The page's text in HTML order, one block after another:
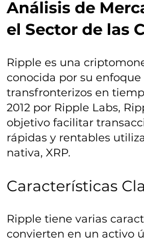
Análisis de
el Sector de las
Ripple es una
conocida por su enfoque
transfronterizos en
2012 por Ripple Labs,
objetivo facilitar
rápidas y rentables
nativa, XRP.
Características
Ripple tiene varias
convierten en un activo